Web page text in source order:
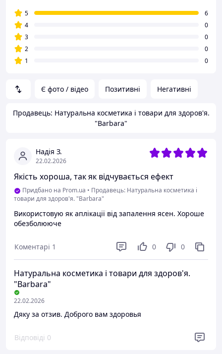
Є фото / відео Позитивні Негативні
Продавець: Натуральна косметика і товари для здоров'я.
"Barbara"
Надія З.
22.02.2026
Якість хороша, так як відчувається ефект
Придбано на Prom.ua • Продавець: Натуральна косметика і
товари для здоров'я. "Barbara"
Використовую як аплікації від запалення ясен. Хороше
обезболююче
Коментарі 1 0 0
Натуральна косметика і товари для здоров'я.
"Barbara"
22.02.2026
Дяку за отзив. Доброго вам здоровья
Відповіді 0
5
6
4
0
3
0
2
0
1
0